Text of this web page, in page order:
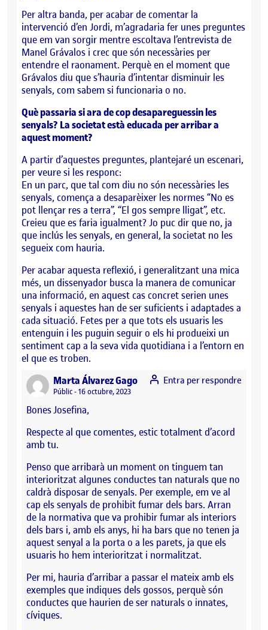
Per altra banda, per acabar de comentar la
intervenció d’en Jordi, m’agradaria fer unes preguntes
que em van sorgir mentre escoltava l’entrevista de
Manel Grávalos i crec que són necessàries per
entendre el raonament. Perquè en el moment que
Grávalos diu que s’hauria d’intentar disminuir les
senyals, com sabem si funcionaria o no.
Què passaria si ara de cop desapareguessin les
senyals? La societat està educada per arribar a
aquest moment?
A partir d’aquestes preguntes, plantejaré un escenari,
per veure si les responc:
En un parc, que tal com diu no són necessàries les
senyals, comença a desaparèixer les normes “No es
pot llençar res a terra”, “El gos sempre lligat”, etc.
Creieu que es faria igualment? Jo puc dir que no, ja
que inclús les senyals, en general, la societat no les
segueix com hauria.
Per acabar aquesta reflexió, i generalitzant una mica
més, un dissenyador busca la manera de comunicar
una informació, en aquest cas concret serien unes
senyals i aquestes han de ser suficients i adaptades a
cada situació. Fetes per a que tots els usuaris les
entenguin i les puguin seguir o els hi produeixi un
sentiment cap a la seva vida quotidiana i a l’entorn en
el que es troben.
Marta Álvarez Gagosays:
Visibilitat:
Públic 16 octubre, 2023
Bones Josefina,
Respecte al que comentes, estic totalment d’acord
amb tu.
Penso que arribarà un moment on tinguem tan
interioritzat algunes conductes tan naturals que no
caldrà disposar de senyals. Per exemple, em ve al
cap els senyals de prohibit fumar dels bars. Arran
de la normativa que va prohibir fumar als interiors
dels bars i, amb els anys, hi ha bars que no tenen ja
aquest senyal a la porta o a les parets, ja que els
usuaris ho hem interioritzat i normalitzat.
Per mi, hauria d’arribar a passar el mateix amb els
exemples que indiques dels gossos, perquè són
conductes que haurien de ser naturals o innates,
cíviques.
Entra per respondre